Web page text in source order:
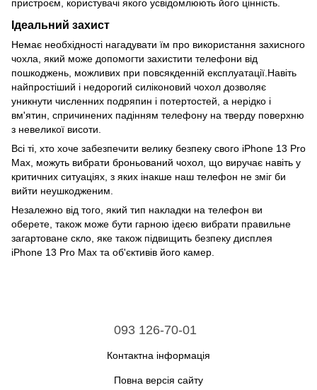
пристроєм, користувачі якого усвідомлюють його цінність.
Ідеальний захист
Немає необхідності нагадувати їм про використання захисного
чохла, який може допомогти захистити телефони від
пошкоджень, можливих при повсякденній експлуатації.Навіть
найпростіший і недорогий силіконовий чохол дозволяє
уникнути численних подряпин і потертостей, а нерідко і
вм'ятин, спричинених падінням телефону на тверду поверхню
з невеликої висоти.
Всі ті, хто хоче забезпечити велику безпеку свого iPhone 13 Pro
Max, можуть вибрати броньований чохол, що виручає навіть у
критичних ситуаціях, з яких інакше наш телефон не зміг би
вийти неушкодженим.
Незалежно від того, який тип накладки на телефон ви
оберете, також може бути гарною ідеєю вибрати правильне
загартоване скло, яке також підвищить безпеку дисплея
iPhone 13 Pro Max та об'єктивів його камер.
093 126-70-01
Контактна інформація
Повна версія сайту